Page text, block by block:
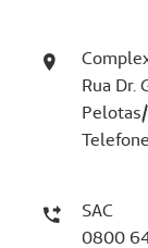
Rua Dr.
SAC
0800